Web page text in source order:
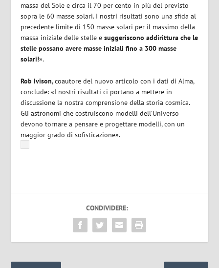
massa del Sole e circa il 70 per cento in più del previsto
sopra le 60 masse solari. I nostri risultati sono una sfida al
precedente limite di 150 masse solari per il massimo della
massa iniziale delle stelle esuggeriscono addirittura che le
stelle possano avere masse iniziali fino a 300 masse
solari!».
Rob Ivison, coautore del nuovo articolo con i dati di Alma,
conclude: «I nostri risultati ci portano a mettere in
discussione la nostra comprensione della storia cosmica.
Gli astronomi che costruiscono modelli dell’Universo
devono tornare a pensare e progettare modelli, con un
maggior grado di sofisticazione».
CONDIVIDERE: